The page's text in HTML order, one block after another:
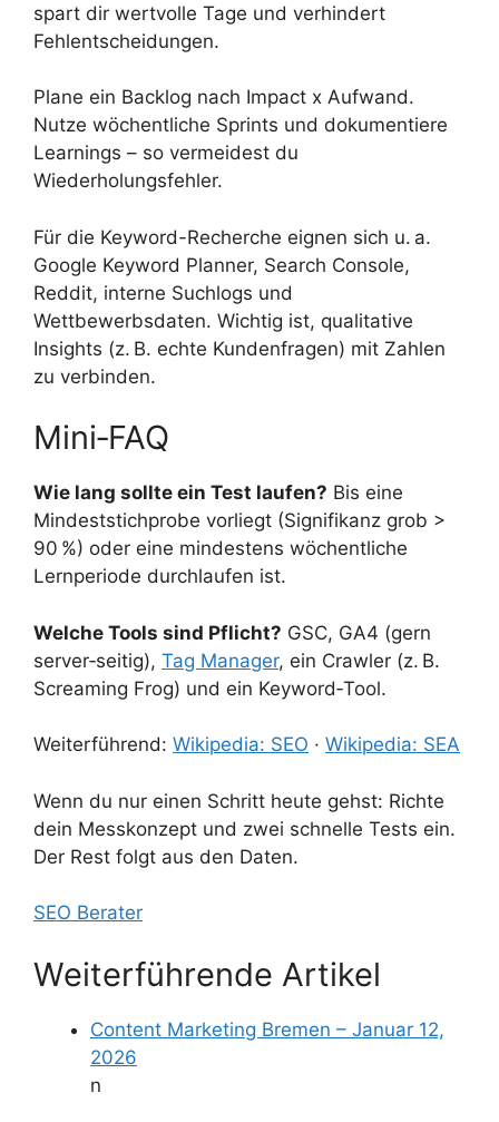
spart dir wertvolle Tage und verhindert
Fehlentscheidungen.
Plane ein Backlog nach Impact x Aufwand.
Nutze wöchentliche Sprints und dokumentiere
Learnings – so vermeidest du
Wiederholungsfehler.
Für die Keyword-Recherche eignen sich u. a.
Google Keyword Planner, Search Console,
Reddit, interne Suchlogs und
Wettbewerbsdaten. Wichtig ist, qualitative
Insights (z. B. echte Kundenfragen) mit Zahlen
zu verbinden.
Mini‑FAQ
Wie lang sollte ein Test laufen? Bis eine
Mindeststichprobe vorliegt (Signifikanz grob >
90 %) oder eine mindestens wöchentliche
Lernperiode durchlaufen ist.
Welche Tools sind Pflicht? GSC, GA4 (gern
server‑seitig), Tag Manager, ein Crawler (z. B.
Screaming Frog) und ein Keyword‑Tool.
Weiterführend: Wikipedia: SEO · Wikipedia: SEA
Wenn du nur einen Schritt heute gehst: Richte
dein Messkonzept und zwei schnelle Tests ein.
Der Rest folgt aus den Daten.
SEO Berater
Weiterführende Artikel
Content Marketing Bremen – Januar 12,
2026
n